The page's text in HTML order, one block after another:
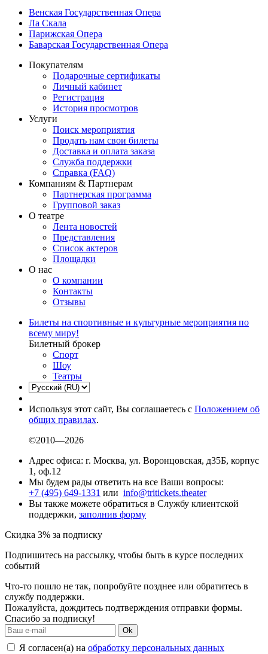
Венская Государственная Опера
Ла Скала
Парижская Опера
Баварская Государственная Опера
Покупателям
Подарочные сертификаты
Личный кабинет
Регистрация
История просмотров
Услуги
Поиск мероприятия
Продать нам свои билеты
Доставка и оплата заказа
Служба поддержки
Справка (FAQ)
Компаниям & Партнерам
Партнерская программа
Групповой заказ
О театре
Лента новостей
Представления
Список актеров
Площадки
О нас
О компании
Контакты
Отзывы
Билеты на спортивные и культурные мероприятия по
всему миру!
Билетный брокер
Спорт
Шоу
Театры
Используя этот сайт, Вы соглашаетесь с Положением об
общих правилах.
©2010—2026
Адрес офиса: г. Москва, ул. Воронцовская, д35Б, корпус
1, оф.12
Мы будем рады ответить на все Ваши вопросы:
+7 (495) 649-1331 или info@tritickets.theater
Вы также можете обратиться в Службу клиентской
поддержки, заполнив форму
Скидка 3% за подписку
Подпишитесь на рассылку, чтобы быть в курсе последних
событий
Что-то пошло не так, попробуйте позднее или обратитесь в
службу поддержки.
Пожалуйста, дождитесь подтверждения отправки формы.
Спасибо за подписку!
Ok
Я согласен(а) на обработку персональных данных